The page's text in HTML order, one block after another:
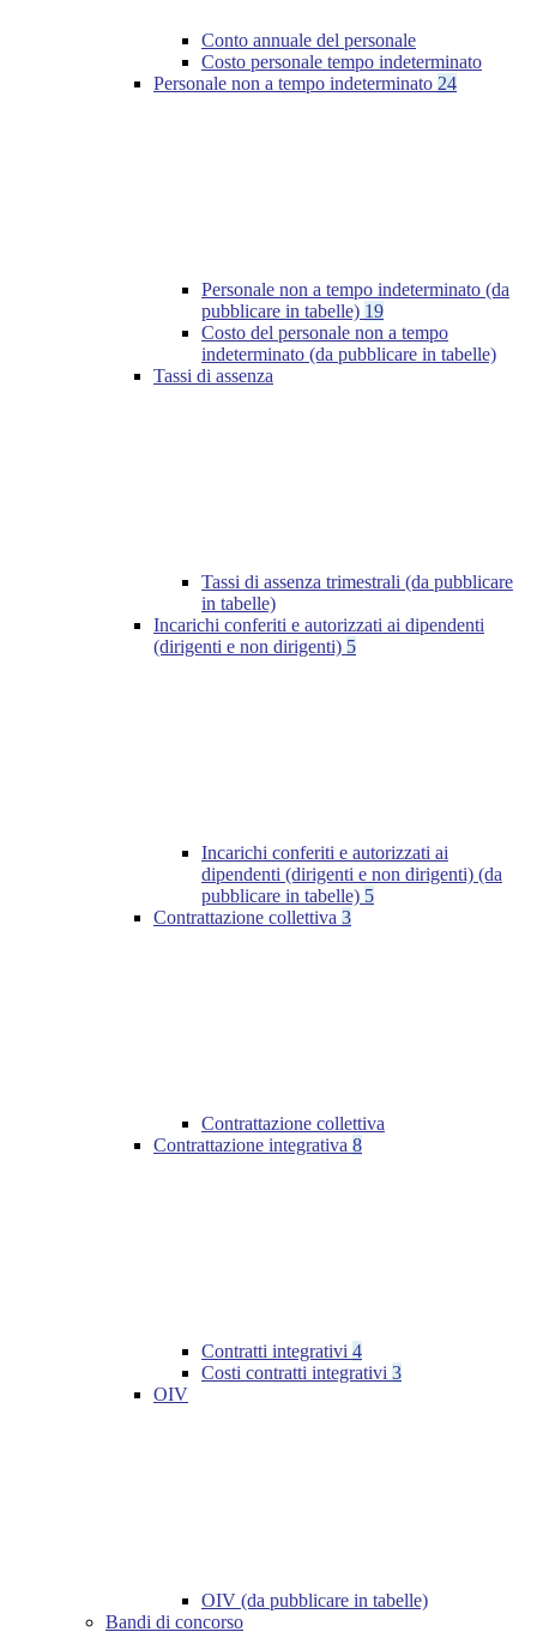
Conto annuale del personale
Costo personale tempo indeterminato
Personale non a tempo indeterminato 24
Personale non a tempo indeterminato (da
pubblicare in tabelle) 19
Costo del personale non a tempo
indeterminato (da pubblicare in tabelle)
Tassi di assenza
Tassi di assenza trimestrali (da pubblicare
in tabelle)
Incarichi conferiti e autorizzati ai dipendenti
(dirigenti e non dirigenti) 5
Incarichi conferiti e autorizzati ai
dipendenti (dirigenti e non dirigenti) (da
pubblicare in tabelle) 5
Contrattazione collettiva 3
Contrattazione collettiva
Contrattazione integrativa 8
Contratti integrativi 4
Costi contratti integrativi 3
OIV
OIV (da pubblicare in tabelle)
Bandi di concorso